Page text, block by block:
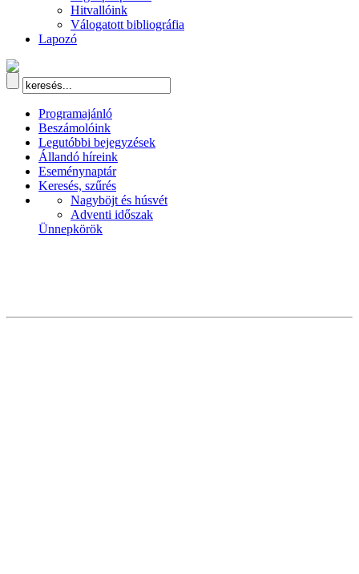
Hitvallóink
Válogatott bibliográfia
Lapozó
Programajánló
Beszámolóink
Legutóbbi bejegyzések
Állandó híreink
Eseménynaptár
Keresés, szűrés
Nagyböjt és húsvét
Adventi időszak
Ünnepkörök